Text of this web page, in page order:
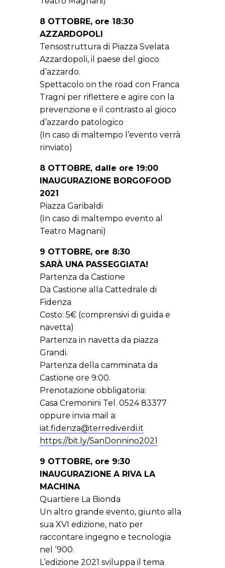
8 OTTOBRE, ore 18:30
AZZARDOPOLI
Tensostruttura di Piazza Svelata
Azzardopoli, il paese del gioco
d’azzardo.
Spettacolo on the road con Franca
Tragni per riflettere e agire con la
prevenzione e il contrasto al gioco
d’azzardo patologico
(In caso di maltempo l’evento verrà
rinviato)
8 OTTOBRE, dalle ore 19:00
INAUGURAZIONE BORGOFOOD
2021
Piazza Garibaldi
(In caso di maltempo evento al
Teatro Magnani)
9 OTTOBRE, ore 8:30
SARÀ UNA PASSEGGIATA!
Partenza da Castione
Da Castione alla Cattedrale di
Fidenza
Costo: 5€ (comprensivi di guida e
navetta)
Partenza in navetta da piazza
Grandi.
Partenza della camminata da
Castione ore 9:00.
Prenotazione obbligatoria:
Casa Cremonini Tel. 0524 83377
oppure invia mail a:
iat.fidenza@terrediverdi.it
https://bit.ly/SanDonnino2021
9 OTTOBRE, ore 9:30
INAUGURAZIONE A RIVA LA
MACHINA
Quartiere La Bionda
Un altro grande evento, giunto alla
sua XVI edizione, nato per
raccontare ingegno e tecnologia
nel ‘900.
L’edizione 2021 sviluppa il tema